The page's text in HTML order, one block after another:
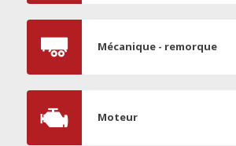
Mécanique - remorque
Moteur